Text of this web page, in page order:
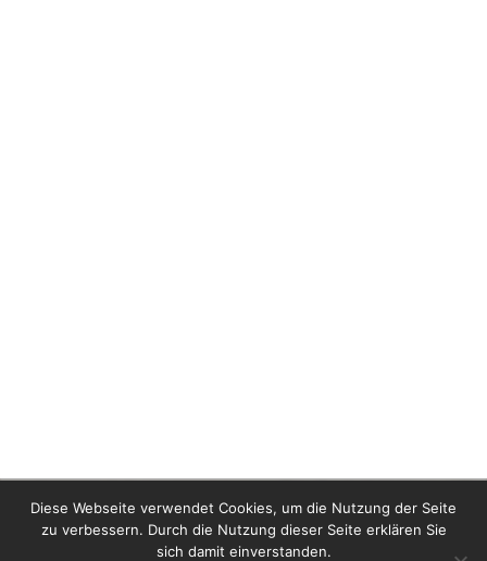
Diese Webseite verwendet Cookies, um die Nutzung der Seite
zu verbessern. Durch die Nutzung dieser Seite erklären Sie
sich damit einverstanden.